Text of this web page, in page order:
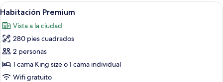
Abrir
todas
las
fotos
de
Habitación
Premium
Una habitación de hotel con una
3
Habitación Premium
Vista a la ciudad
280 pies cuadrados
2 personas
1 cama King size o 1 cama individual
Wifi gratuito